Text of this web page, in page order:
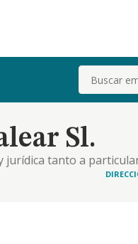
Buscar
Sl.
jurídica tanto a
podrán ser